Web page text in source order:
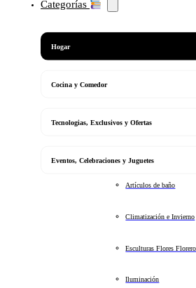
Categorías
Hogar
Cocina y Comedor
Tecnologias, Exclusivos y Ofertas
Eventos, Celebraciones y Juguetes
Artículos de baño
Climatización e Invierno
Esculturas Flores
Iluminación